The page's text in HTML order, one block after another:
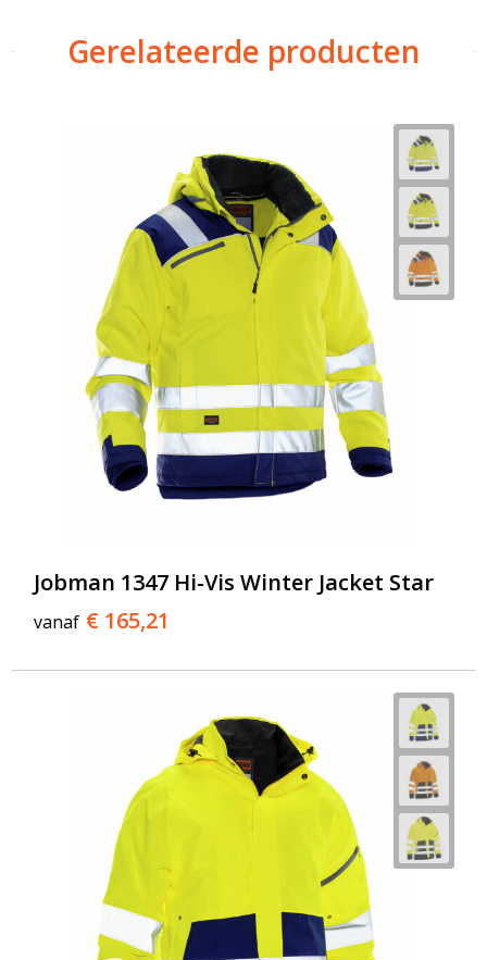
Gerelateerde producten
Jobman 1347 Hi-Vis Winter Jacket Star
vanaf € 165,21